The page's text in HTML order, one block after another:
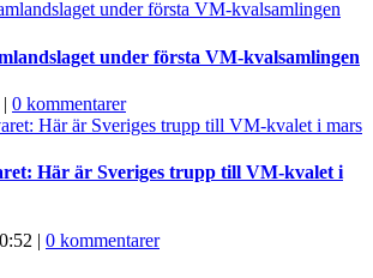
under första VM-kvalsamlingen
| 0 kommentarer
Här är Sveriges trupp till VM-kvalet i
| 0 kommentarer